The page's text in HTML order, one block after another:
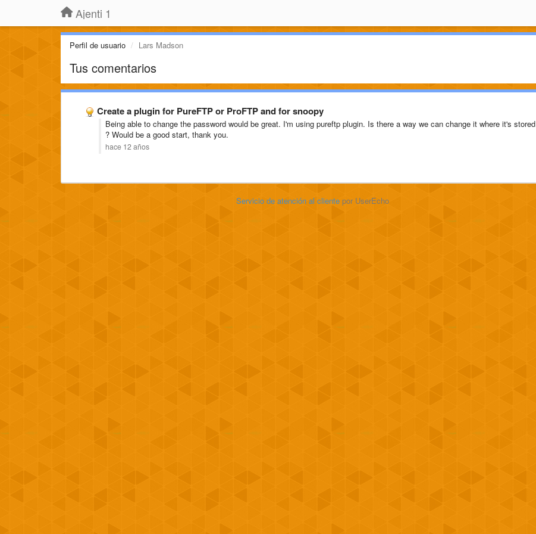
Ajenti 1
Perfil de usuario Lars Madson
Tus comentarios
Create a plugin for PureFTP or ProFTP and for snoopy
Being able to change the password would be great. I'm using pureftp plugin. Is there a way we can change it where it's stored
? Would be a good start, thank you.
hace 12 años
Servicio de atención al clientepor UserEcho